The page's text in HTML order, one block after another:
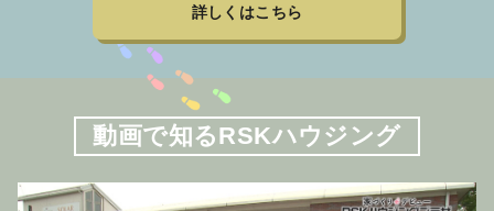
詳しくはこちら
動画で知るRSKハウジング